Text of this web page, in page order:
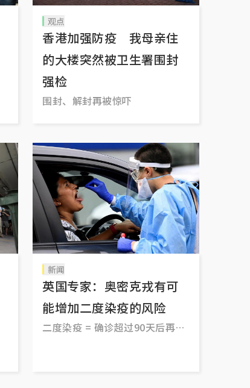
观点
香港加强防疫 我母亲住
的大楼突然被卫生署围封
强检
围封、解封再被惊吓
新闻
英国专家：奥密克戎有可
能增加二度染疫的风险
二度染疫 = 确诊超过90天后再次